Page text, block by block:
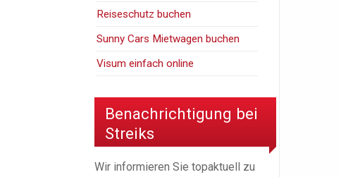
Reiseschutz buchen
Sunny Cars Mietwagen buchen
Visum einfach online
Benachrichtigung bei
Streiks
Wir informieren Sie topaktuell zu